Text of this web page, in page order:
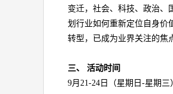
变迁，社会、科技、政治、
划行业如何重新定位自身价
转型，已成为业界关注的焦
三、 活动时间
9月21-24日（星期日-星期三